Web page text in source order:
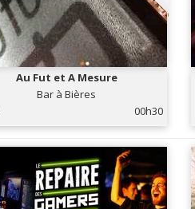
Au Fut et A Mesure
Bar à Bières
00h30